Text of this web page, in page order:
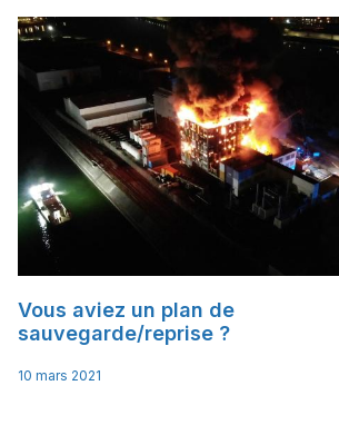
Vous aviez un plan de
sauvegarde/reprise ?
10 mars 2021